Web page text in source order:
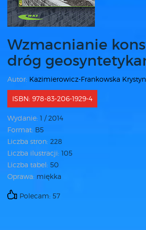
Wzmacnianie
dróg
Autor: Kazimierowicz-Frankowska
ISBN: 978-83-206-1929-4
Wydanie: 1 / 2014
Format: B5
Liczba stron: 228
Liczba ilustracji: 105
Liczba tabel: 50
Oprawa: miękka
Polecam: 57